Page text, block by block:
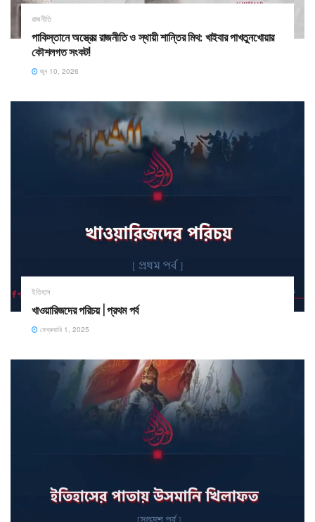
রাজনীতি
পাকিস্তানে অস্ত্রের রাজনীতি ও স্থায়ী শান্তির মিথ: খাইবার পাখতুনখোয়ার
কৌশলগত সংকট!
জুন 10, 2026
ইতিহাস
খাওয়ারিজদের পরিচয় | প্রথম পর্ব
ফেব্রুয়ারি 1, 2025